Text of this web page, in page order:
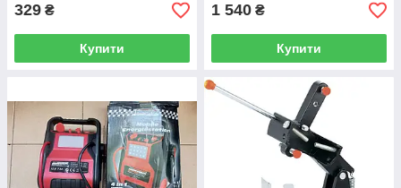
329 ₴
Купити
1 540 ₴
Купити